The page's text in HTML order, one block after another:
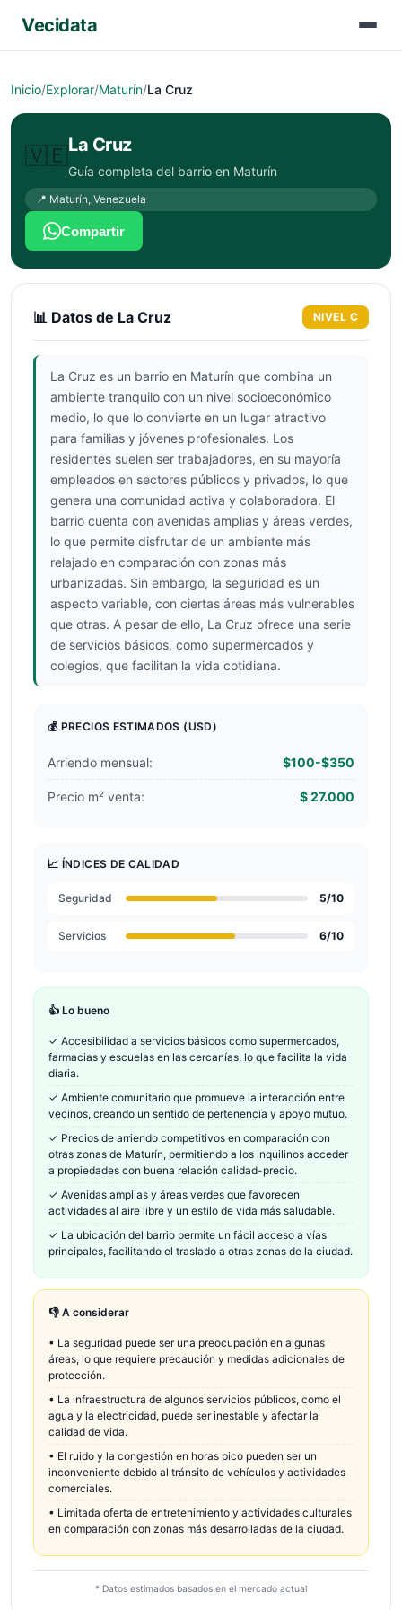
Vecidata
Inicio/Explorar/Maturín/La Cruz
🇻🇪La Cruz
Guía completa del barrio en Maturín
📍 Maturín, Venezuela
Compartir
📊 Datos de La Cruz NIVEL C
La Cruz es un barrio en Maturín que combina un
ambiente tranquilo con un nivel socioeconómico
medio, lo que lo convierte en un lugar atractivo
para familias y jóvenes profesionales. Los
residentes suelen ser trabajadores, en su mayoría
empleados en sectores públicos y privados, lo que
genera una comunidad activa y colaboradora. El
barrio cuenta con avenidas amplias y áreas verdes,
lo que permite disfrutar de un ambiente más
relajado en comparación con zonas más
urbanizadas. Sin embargo, la seguridad es un
aspecto variable, con ciertas áreas más vulnerables
que otras. A pesar de ello, La Cruz ofrece una serie
de servicios básicos, como supermercados y
colegios, que facilitan la vida cotidiana.
💰 PRECIOS ESTIMADOS (USD)
Arriendo mensual: $100-$350
Precio m² venta: $ 27.000
📈 ÍNDICES DE CALIDAD
Seguridad 5/10
Servicios 6/10
👍 Lo bueno
✓ Accesibilidad a servicios básicos como supermercados,
farmacias y escuelas en las cercanías, lo que facilita la vida
diaria.
✓ Ambiente comunitario que promueve la interacción entre
vecinos, creando un sentido de pertenencia y apoyo mutuo.
✓ Precios de arriendo competitivos en comparación con
otras zonas de Maturín, permitiendo a los inquilinos acceder
a propiedades con buena relación calidad-precio.
✓ Avenidas amplias y áreas verdes que favorecen
actividades al aire libre y un estilo de vida más saludable.
✓ La ubicación del barrio permite un fácil acceso a vías
principales, facilitando el traslado a otras zonas de la ciudad.
👎 A considerar
• La seguridad puede ser una preocupación en algunas
áreas, lo que requiere precaución y medidas adicionales de
protección.
• La infraestructura de algunos servicios públicos, como el
agua y la electricidad, puede ser inestable y afectar la
calidad de vida.
• El ruido y la congestión en horas pico pueden ser un
inconveniente debido al tránsito de vehículos y actividades
comerciales.
• Limitada oferta de entretenimiento y actividades culturales
en comparación con zonas más desarrolladas de la ciudad.
* Datos estimados basados en el mercado actual